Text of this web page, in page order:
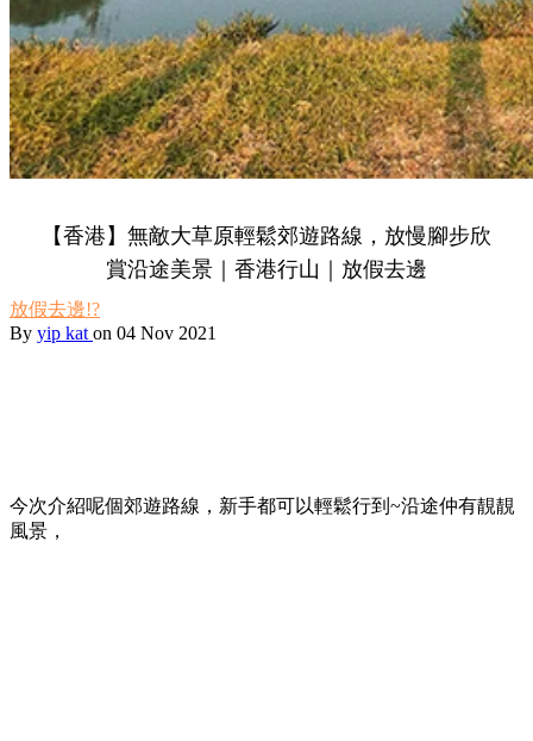
【香港】無敵大草原輕鬆郊遊路線，放慢腳步欣
賞沿途美景｜香港行山｜放假去邊
放假去邊!?
By yip kat on 04 Nov 2021
今次介紹呢個郊遊路線，新手都可以輕鬆行到~沿途仲有靚靚
風景，